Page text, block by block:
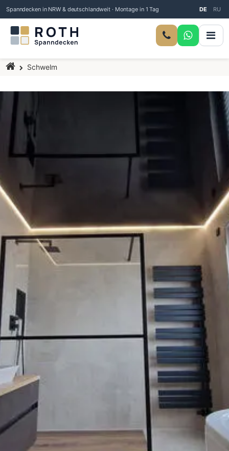
Spanndecken in NRW & deutschlandweit · Montage in 1 Tag DE RU
Startseite
Schwelm